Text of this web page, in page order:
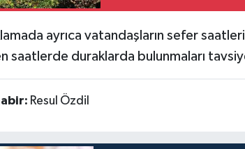
ayrıca vatandaşların sefer
saatlerde duraklarda bulunmaları
Resul Özdil